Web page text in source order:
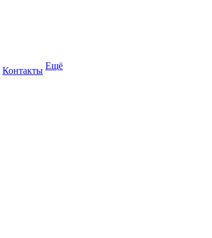
Контакты Ещё